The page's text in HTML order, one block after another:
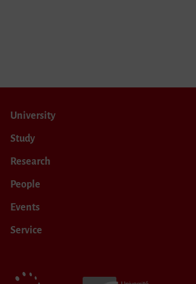
University
Study
Research
People
Events
Service